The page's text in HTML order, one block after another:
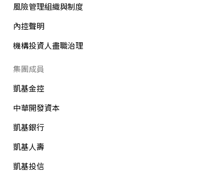
風險管理組織與制度
內控聲明
機構投資人盡職治理
集團成員
凱基金控
中華開發資本
凱基銀行
凱基人壽
凱基投信